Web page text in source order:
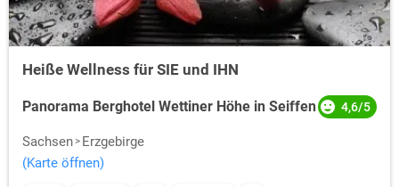
Heiße Wellness für SIE und IHN
Panorama Berghotel Wettiner Höhe in Seiffen 4,6/5
Sachsen
Erzgebirge
(Karte öffnen)